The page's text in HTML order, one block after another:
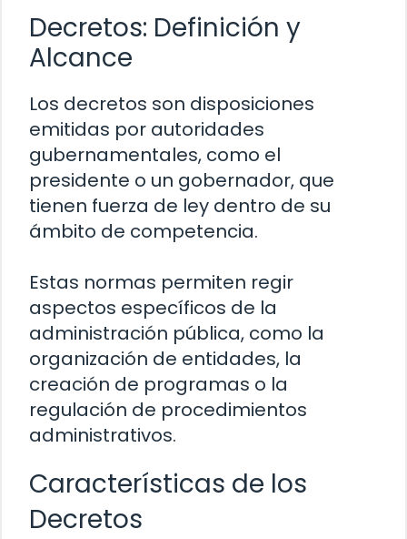
Decretos: Definición y
Alcance
Los decretos son disposiciones
emitidas por autoridades
gubernamentales, como el
presidente o un gobernador, que
tienen fuerza de ley dentro de su
ámbito de competencia.
Estas normas permiten regir
aspectos específicos de la
administración pública, como la
organización de entidades, la
creación de programas o la
regulación de procedimientos
administrativos.
Características de los
Decretos